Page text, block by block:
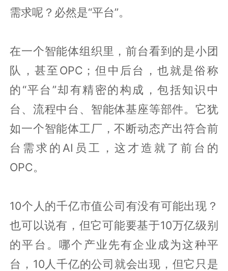
需求呢？必然是“平台”。
在一个智能体组织里，前台看到的是小团
队，甚至OPC；但中后台，也就是俗称
的“平台”却有精密的构成，包括知识中
台、流程中台、智能体基座等部件。它犹
如一个智能体工厂，不断动态产出符合前
台需求的AI员工，这才造就了前台的
OPC。
10个人的千亿市值公司有没有可能出现？
也可以说有，但它可能要基于10万亿级别
的平台。哪个产业先有企业成为这种平
台，10人千亿的公司就会出现，但它只是